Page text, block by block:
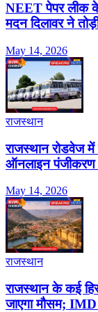
NEET पेपर लीक के
मदन दिलावर ने
May 14, 2026
राजस्थान
राजस्थान रोडवेज में
ऑनलाइन पंजीकरण
May 14, 2026
राजस्थान
राजस्थान के कई
जाएगा मौसम; IMD